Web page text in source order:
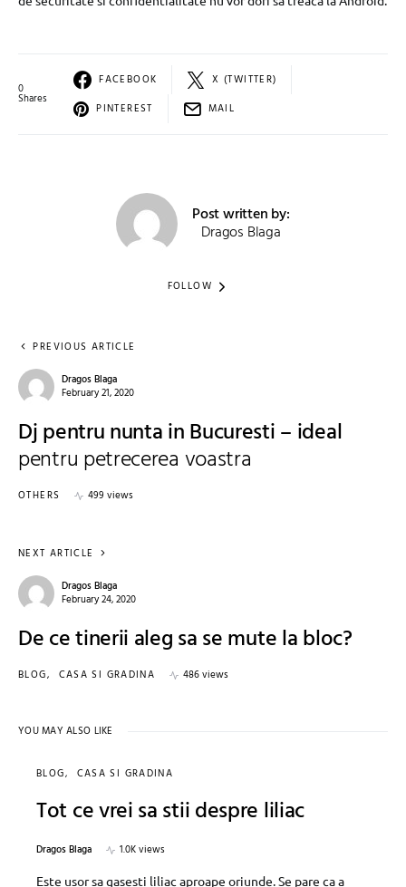
0
Shares
FACEBOOK
X (TWITTER)
PINTEREST
MAIL
Post written by:
Dragos Blaga
FOLLOW
PREVIOUS ARTICLE
Dragos Blaga
February 21, 2020
Dj pentru nunta in Bucuresti – ideal
pentru petrecerea voastra
OTHERS 499 views
NEXT ARTICLE
Dragos Blaga
February 24, 2020
De ce tinerii aleg sa se mute la bloc?
BLOG CASA SI GRADINA 486 views
YOU MAY ALSO LIKE
BLOG CASA SI GRADINA
Tot ce vrei sa stii despre liliac
Dragos Blaga
1.0K views
Este usor sa gasesti liliac aproape oriunde. Se pare ca a